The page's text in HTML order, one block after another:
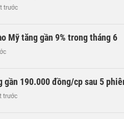
trước
Mỹ tăng gần 9% trong tháng 6
gần 190.000 đồng/cp sau 5
trước